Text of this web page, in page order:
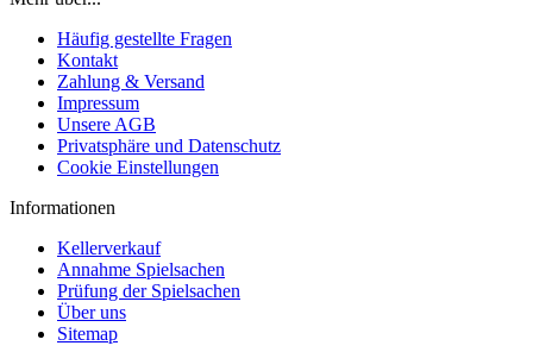
Häufig gestellte Fragen
Kontakt
Zahlung & Versand
Impressum
Unsere AGB
Privatsphäre und Datenschutz
Cookie Einstellungen
Informationen
Kellerverkauf
Annahme Spielsachen
Prüfung der Spielsachen
Über uns
Sitemap